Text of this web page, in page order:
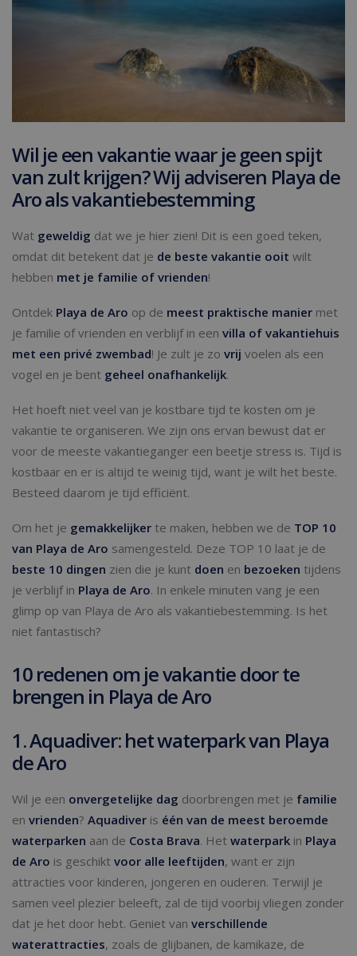
Wil je een vakantie waar je geen spijt
van zult krijgen? Wij adviseren Playa de
Aro als vakantiebestemming
Wat geweldig dat we je hier zien! Dit is een goed teken,
omdat dit betekent dat je de beste vakantie ooit wilt
hebben met je familie of vrienden!
Ontdek Playa de Aro op de meest praktische manier met
je familie of vrienden en verblijf in een villa of vakantiehuis
met een privé zwembad! Je zult je zo vrij voelen als een
vogel en je bent geheel onafhankelijk.
Het hoeft niet veel van je kostbare tijd te kosten om je
vakantie te organiseren. We zijn ons ervan bewust dat er
voor de meeste vakantieganger een beetje stress is. Tijd is
kostbaar en er is altijd te weinig tijd, want je wilt het beste.
Besteed daarom je tijd efficiënt.
Om het je gemakkelijker te maken, hebben we de TOP 10
van Playa de Aro samengesteld. Deze TOP 10 laat je de
beste 10 dingen zien die je kunt doen en bezoeken tijdens
je verblijf in Playa de Aro. In enkele minuten vang je een
glimp op van Playa de Aro als vakantiebestemming. Is het
niet fantastisch?
10 redenen om je vakantie door te
brengen in Playa de Aro
1. Aquadiver: het waterpark van Playa
de Aro
Wil je een onvergetelijke dag doorbrengen met je familie
en vrienden? Aquadiver is één van de meest beroemde
waterparken aan de Costa Brava. Het waterpark in Playa
de Aro is geschikt voor alle leeftijden, want er zijn
attracties voor kinderen, jongeren en ouderen. Terwijl je
samen veel plezier beleeft, zal de tijd voorbij vliegen zonder
dat je het door hebt. Geniet van verschillende
waterattracties, zoals de glijbanen, de kamikaze, de